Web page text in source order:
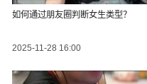
如何通过朋友圈判断女生类型？
2025-11-28 16:00